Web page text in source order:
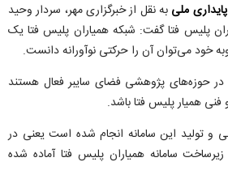
ملی به نقل از خبرگزاری مهر، سردار وحید
پلیس فتا گفت: شبکه همیاران پلیس فتا یک
خود می‌توان آن را حرکتی نوآورانه دانست.
در حوزه‌های پژوهشی فضای سایبر فعال هستند
همیار پلیس فتا باشد.
تولید این سامانه انجام شده است یعنی در
سامانه همیاران پلیس فتا آماده شده